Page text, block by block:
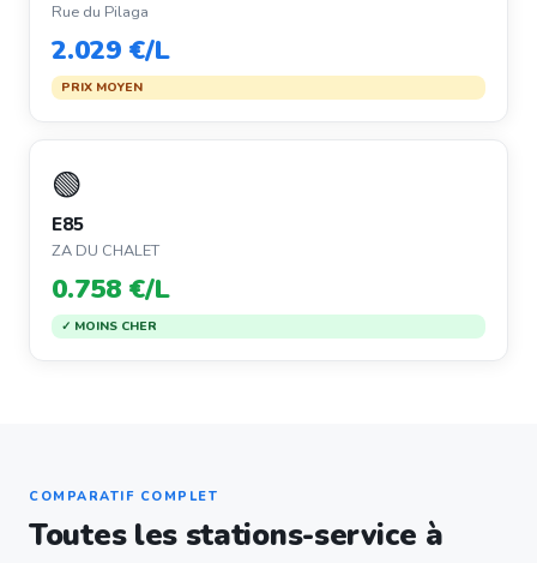
Rue du Pilaga
2.029 €/L
PRIX MOYEN
🟢
E85
ZA DU CHALET
0.758 €/L
✓ MOINS CHER
COMPARATIF COMPLET
Toutes les stations-service à